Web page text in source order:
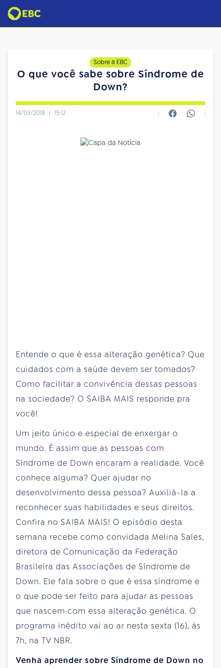
Sobre a EBC
O que você sabe sobre Síndrome de
Down?
14/03/2018 | 15:12
Entende o que é essa alteração genética? Que
cuidados com a saúde devem ser tomados?
Como facilitar a convivência dessas pessoas
na sociedade? O SAIBA MAIS responde pra
você!
Um jeito único e especial de enxergar o
mundo. É assim que as pessoas com
Síndrome de Down encaram a realidade. Você
conhece alguma? Quer ajudar no
desenvolvimento dessa pessoa? Auxiliá-la a
reconhecer suas habilidades e seus direitos.
Confira no SAIBA MAIS! O episódio desta
semana recebe como convidada Melina Sales,
diretora de Comunicação da Federação
Brasileira das Associações de Síndrome de
Down. Ele fala sobre o que é essa síndrome e
o que pode ser feito para ajudar as pessoas
que nascem com essa alteração genética. O
programa inédito vai ao ar nesta sexta (16), às
7h, na TV NBR.
Venha aprender sobre Síndrome de Down no